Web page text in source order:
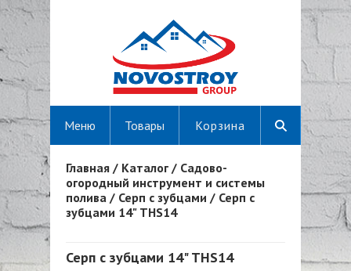
Корзина
Меню Товары
Вы здесь
Главная / Каталог / Садово-
огородный инструмент и системы
полива / Серп с зубцами / Серп с
зубцами 14" THS14
Серп с зубцами 14" THS14